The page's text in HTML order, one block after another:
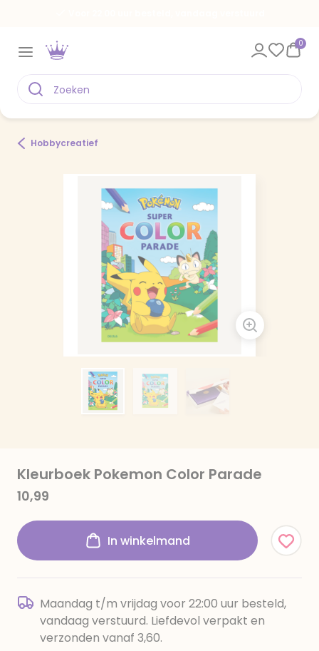
0
Hobbycreatief
Kleurboek Pokemon Color Parade
10,99
In winkelmand
Maandag t/m vrijdag voor 22:00 uur besteld,
vandaag verstuurd. Liefdevol verpakt en
verzonden vanaf 3,60.